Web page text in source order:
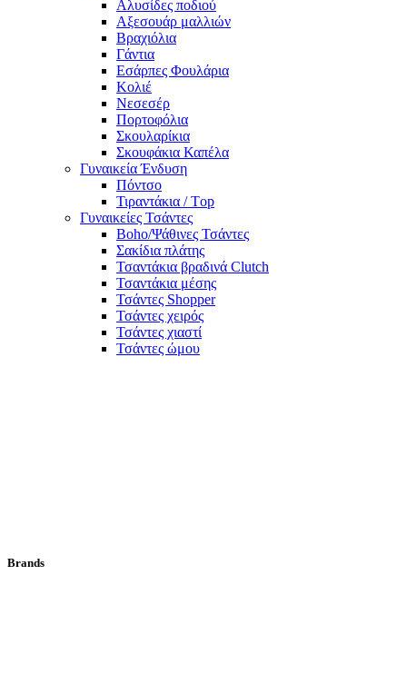
Αλυσίδες ποδιού
Αξεσουάρ μαλλιών
Βραχιόλια
Γάντια
Εσάρπες Φουλάρια
Κολιέ
Νεσεσέρ
Πορτοφόλια
Σκουλαρίκια
Σκουφάκια Καπέλα
Γυναικεία Ένδυση
Πόντσο
Τιραντάκια / Τop
Γυναικείες Τσάντες
Boho/Ψάθινες Τσάντες
Σακίδια πλάτης
Τσαντάκια βραδινά Clutch
Τσαντάκια μέσης
Τσάντες Shopper
Τσάντες χειρός
Τσάντες χιαστί
Τσάντες ώμου
Brands